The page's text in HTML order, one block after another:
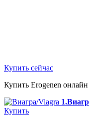
Купить сейчас
Купить Erogenen онлайн
Купить